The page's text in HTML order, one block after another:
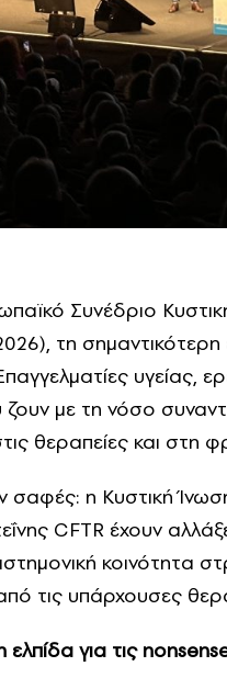
Συνέδριο
τη σημαντικότερη
υγείας,
με τη νόσο
θεραπείες και στη
η Κυστική
CFTR έχουν
κοινότητα
τις υπάρχουσες
ελπίδα για τις